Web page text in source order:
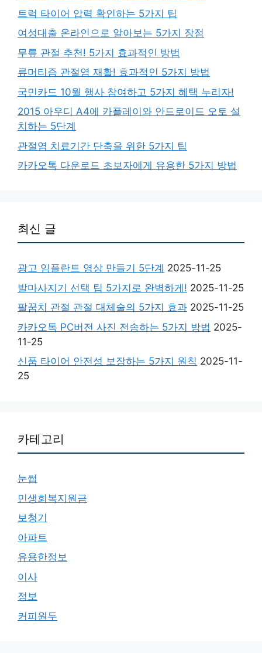
트럭 타이어 압력 확인하는 5가지 팁
여성대출 온라인으로 알아보는 5가지 장점
무릎 관절 추천! 5가지 효과적인 방법
류머티즘 관절염 재활! 효과적인 5가지 방법
국민카드 10월 행사 참여하고 5가지 혜택 누리자!
2015 아우디 A4에 카플레이와 안드로이드 오토 설
치하는 5단계
관절염 치료기간 단축을 위한 5가지 팁
카카오톡 다운로드 초보자에게 유용한 5가지 방법
최신 글
광고 임플란트 영상 만들기 5단계 2025-11-25
발마사지기 선택 팁 5가지로 완벽하게! 2025-11-25
팔꿈치 관절 관절 대체술의 5가지 효과 2025-11-25
카카오톡 PC버전 사진 전송하는 5가지 방법 2025-
11-25
신품 타이어 안전성 보장하는 5가지 원칙 2025-11-
25
카테고리
눈썹
민생회복지원금
보청기
아파트
유용한정보
이사
정보
커피원두